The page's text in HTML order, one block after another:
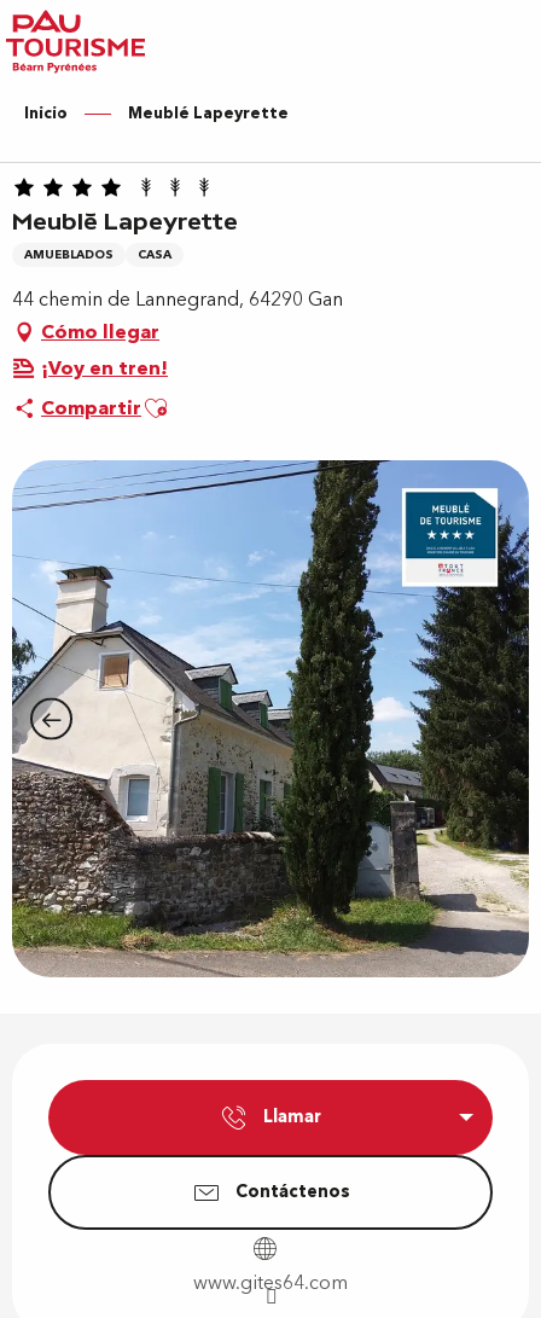
Aller
au
contenu
principal
Inicio Meublé Lapeyrette
Meublé Lapeyrette
AMUEBLADOS CASA
44 chemin de Lannegrand, 64290 Gan
Cómo llegar
¡Voy en tren!
CompartirAjouter aux favoris
Llamar
Contáctenos
www.gites64.com